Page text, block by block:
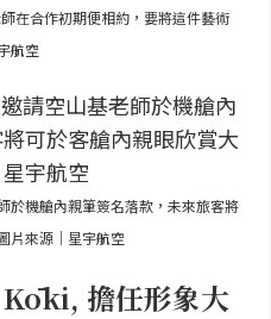
在合作初期便相約，要將這件藝術
航空
於機艙內親筆簽名落款，未來旅客將
片來源｜星宇航空
擔任形象大